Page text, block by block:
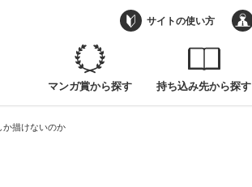
マンガ賞から探す 持ち込み先から探す
サイトの使い方
描けないのか